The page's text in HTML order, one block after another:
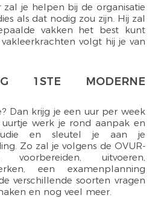
je helpen bij de organisatie
als dat nodig zou zijn. Hij zal
vakken het best kunt
volgt hij je van
1STE MODERNE
Dan krijg je een uur per week
werk je rond aanpak en
en sleutel je aan je
Zo zal je volgens de OVUR-
voorbereiden, uitvoeren,
een examenplanning
verschillende soorten vragen
en nog veel meer.